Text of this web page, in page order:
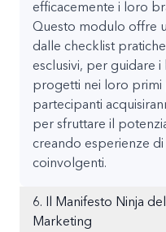
efficacemente i loro
Questo modulo offre
dalle checklist
esclusivi, per guidare i
progetti nei loro primi
partecipanti
per sfruttare il
creando esperienze di
coinvolgenti.
6. Il Manifesto Ninja
Marketing